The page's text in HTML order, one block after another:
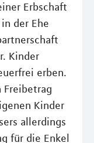
Erbschaft
der Ehe
Kinder
erben.
Freibetrag
Kinder
allerdings
für die Enkel